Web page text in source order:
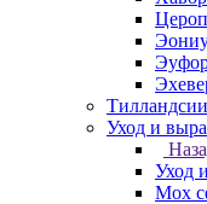
Тилландсии
Уход и
Уход
Мох